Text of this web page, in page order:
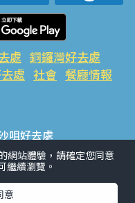
處 銅鑼灣好去處
處 社會 餐廳情報
咀好去處
處 旺角好去處 社會
網站體驗，請確定您同意
繼續瀏覽。
意